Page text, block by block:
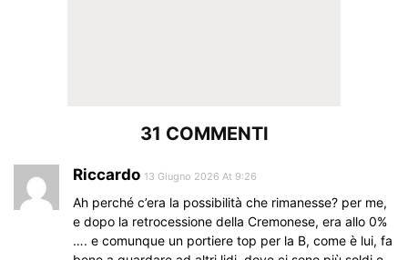
31 COMMENTI
Riccardo 13 Giugno 2026 At 9:26
Ah perché c’era la possibilità che rimanesse? per me,
e dopo la retrocessione della Cremonese, era allo 0%
…. e comunque un portiere top per la B, come è lui, fa